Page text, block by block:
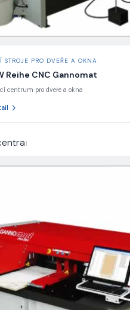
STROJE PRO DVEŘE A OKNA
Reihe CNC Gannomat
centrum pro dveře a okna
1